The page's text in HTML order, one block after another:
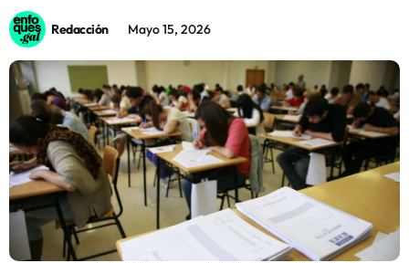
Sostenibilidad
Innova
Redacción Mayo 15, 2026